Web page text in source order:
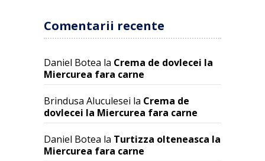
Comentarii recente
Daniel Botea la Crema de dovlecei la
Miercurea fara carne
Brindusa Aluculesei la Crema de
dovlecei la Miercurea fara carne
Daniel Botea la Turtizza olteneasca la
Miercurea fara carne